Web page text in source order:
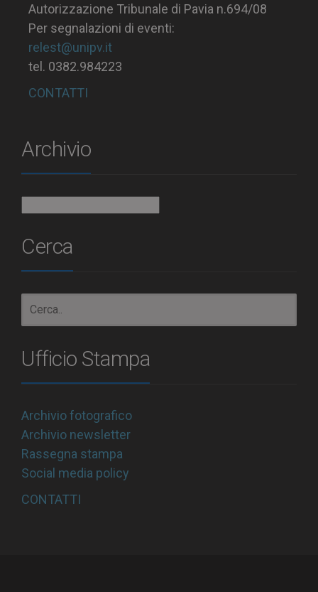
Autorizzazione Tribunale di Pavia n.694/08
Per segnalazioni di eventi:
relest@unipv.it
tel. 0382.984223
CONTATTI
Archivio
Cerca
Ufficio Stampa
Archivio fotografico
Archivio newsletter
Rassegna stampa
Social media policy
CONTATTI